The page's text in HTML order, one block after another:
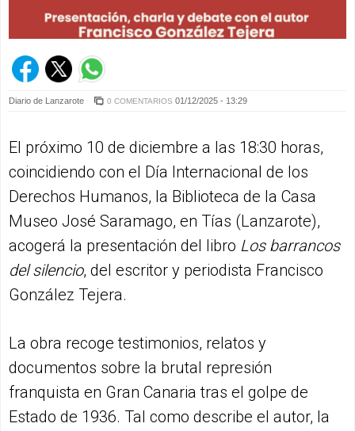
Diario de Lanzarote 0 COMENTARIOS 01/12/2025 - 13:29
El próximo 10 de diciembre a las 18:30 horas,
coincidiendo con el Día Internacional de los
Derechos Humanos, la Biblioteca de la Casa
Museo José Saramago, en Tías (Lanzarote),
acogerá la presentación del libro Los barrancos
del silencio, del escritor y periodista Francisco
González Tejera.
La obra recoge testimonios, relatos y
documentos sobre la brutal represión
franquista en Gran Canaria tras el golpe de
Estado de 1936. Tal como describe el autor, la